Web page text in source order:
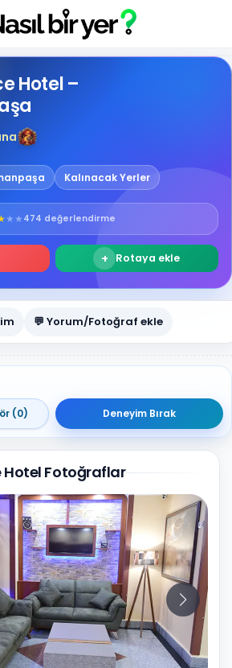
Hotel –
Kalınacak Yerler
★★ 474 değerlendirme
+ Rotaya ekle
💬 Yorum/Fotoğraf ekle
(0)
Deneyim Bırak
Hotel Fotoğraflar
20 Fotoğraf